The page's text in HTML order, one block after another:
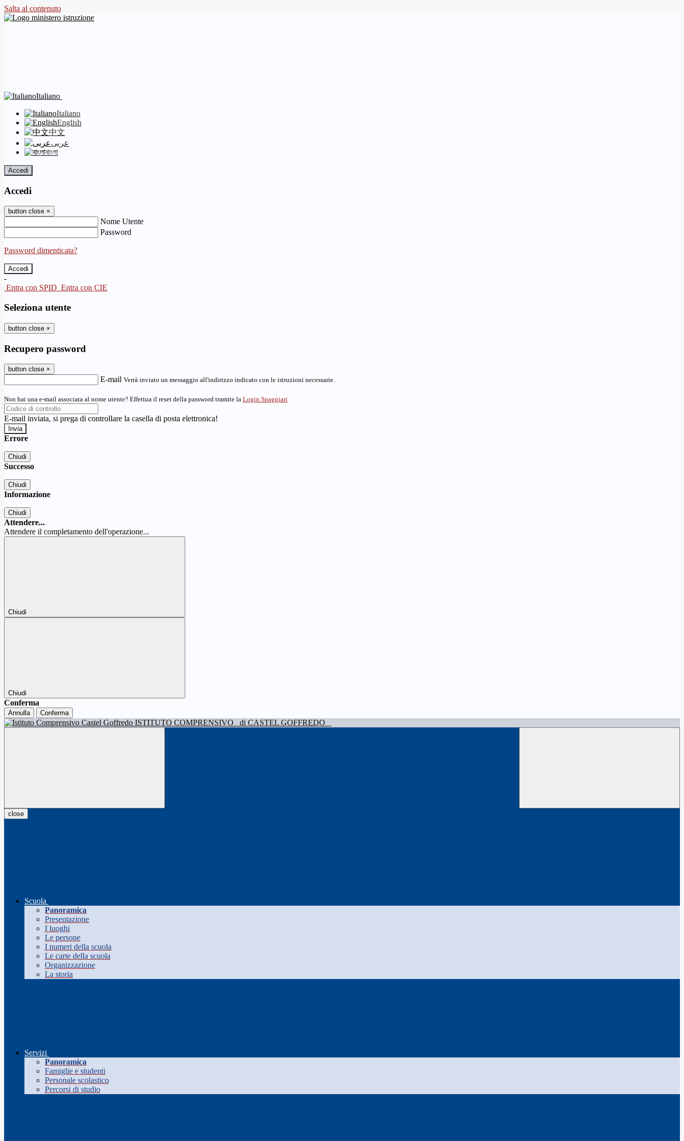
Salta al contenuto
Italiano
Italiano
English
中文
عربى
বাংলা
Accedi
Accedi
button close ×
Nome Utente
Password
Password dimenticata?
-
Entra con SPID Entra con CIE
Seleziona utente
button close ×
Recupero password
button close ×
E-mail Verrà inviato un messaggio all'indirizzo indicato con le istruzioni necessarie.
Non hai una e-mail associata al nome utente? Effettua il reset della password tramite la Login Spaggiari
E-mail inviata, si prega di controllare la casella di posta elettronica!
Errore
Chiudi
Successo
Chiudi
Informazione
Chiudi
Attendere...
Attendere il completamento dell'operazione...
Chiudi
Chiudi
Conferma
Annulla Conferma
ISTITUTO COMPRENSIVO di CASTEL GOFFREDO
close
Scuola
Panoramica
Presentazione
I luoghi
Le persone
I numeri della scuola
Le carte della scuola
Organizzazione
La storia
Servizi
Panoramica
Famiglie e studenti
Personale scolastico
Percorsi di studio